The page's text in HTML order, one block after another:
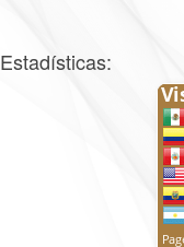
Estadísticas: